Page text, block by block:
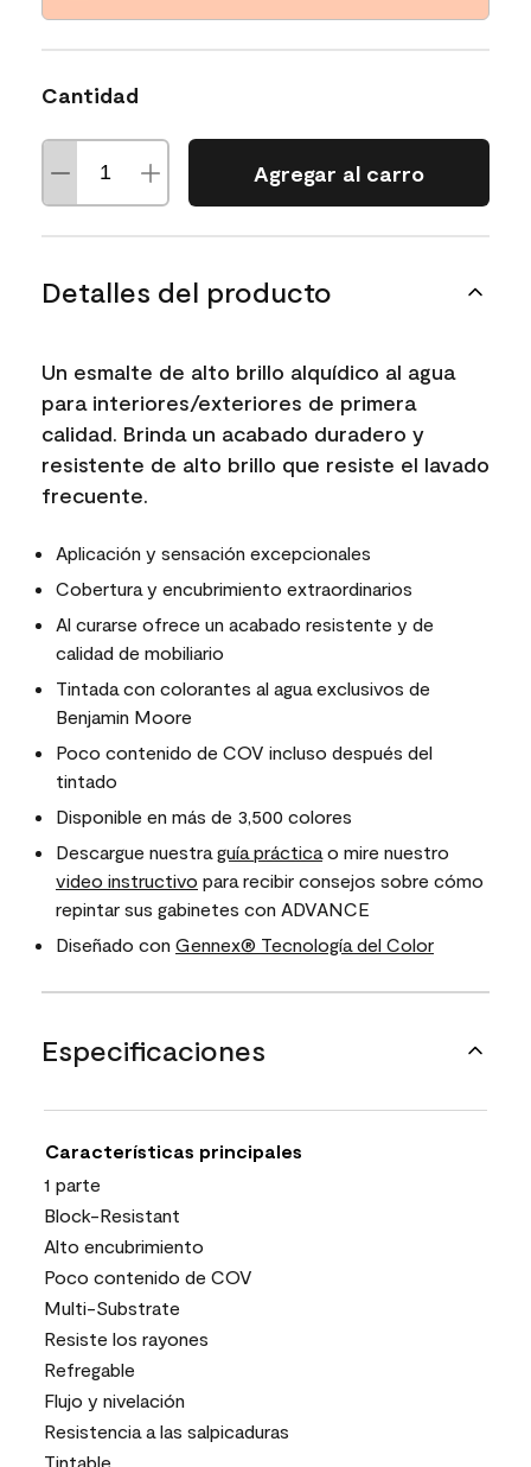
Cantidad
Agregar al carro
Detalles del producto
Un esmalte de alto brillo alquídico al agua
para interiores/exteriores de primera
calidad. Brinda un acabado duradero y
resistente de alto brillo que resiste el lavado
frecuente.
Aplicación y sensación excepcionales
Cobertura y encubrimiento extraordinarios
Al curarse ofrece un acabado resistente y de
calidad de mobiliario
Tintada con colorantes al agua exclusivos de
Benjamin Moore
Poco contenido de COV incluso después del
tintado
Disponible en más de 3,500 colores
Descargue nuestraguía prácticao mire nuestro
video instructivo para recibir consejos sobre cómo
repintar sus gabinetes con ADVANCE
Diseñado con Gennex® Tecnología del Color
Especificaciones
Características principales
1 parte
Block-Resistant
Alto encubrimiento
Poco contenido de COV
Multi-Substrate
Resiste los rayones
Refregable
Flujo y nivelación
Resistencia a las salpicaduras
Tintable